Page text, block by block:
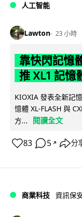
人工智能
Lawton 23 小時
靠快閃記憶
推 XL1 記憶
KIOXIA 發表全新記
憶體 XL-FLASH 與
方...
閱讀全文
83 5 ↗ 分
商業科技 資訊保